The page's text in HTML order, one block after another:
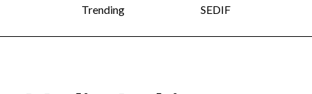
Trending
SEDIF